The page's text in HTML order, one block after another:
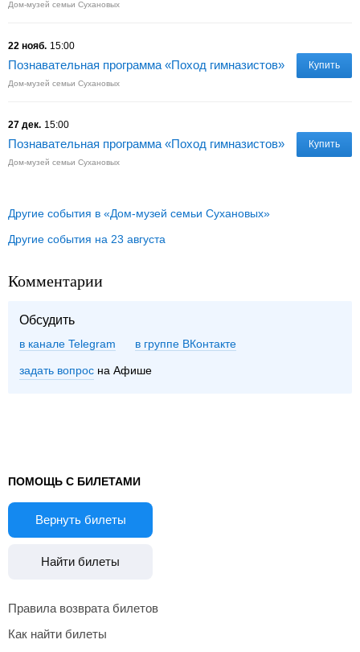
Дом-музей семьи Сухановых
22 нояб. 15:00
Познавательная программа «Поход гимназистов»
Дом-музей семьи Сухановых
Купить
27 дек. 15:00
Познавательная программа «Поход гимназистов»
Дом-музей семьи Сухановых
Купить
Другие события в «Дом-музей семьи Сухановых»
Другие события на 23 августа
Комментарии
Обсудить
в канале Telegram группе ВКонтакте
задать вопрос на Афише
ПОМОЩЬ С БИЛЕТАМИ
Вернуть билеты
Найти билеты
Правила возврата билетов
Как найти билеты